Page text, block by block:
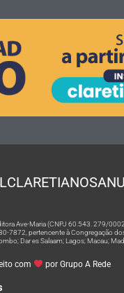
CLARETIANOS
Ave-Maria (CNPJ 60.543. 279/
7872, pertencente à Congregação
Dar es Salaam; Lagos; Macau;
com por Grupo A Rede